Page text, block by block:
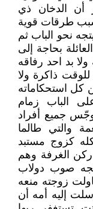
أن الدخان ذي
طرقات قوية
نحو الباب ثم
بحاجة إلى
بد احد رفاقه
ذاكرة ولا
كل استحكاماته
الباب زمام
جميع أفراد
والتي طالما
كزوج مستبد
الغرفة وهم
صوب دولاب
زوجته منعه
إليه أمه أن